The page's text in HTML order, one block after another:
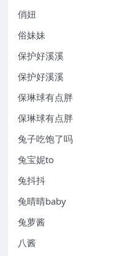
俏妞
俗妹妹
保护好溪溪
保护好溪溪
保琳球有点胖
保琳球有点胖
兔子吃饱了吗
兔宝妮to
兔抖抖
兔晴晴baby
兔萝酱
八酱